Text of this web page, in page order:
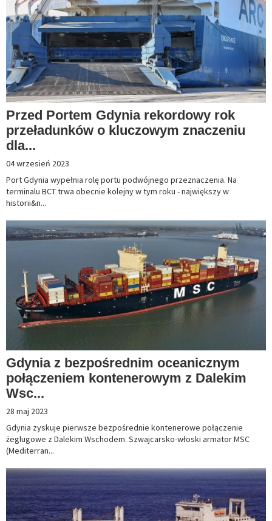
Przed Portem Gdynia rekordowy rok
przeładunków o kluczowym znaczeniu
dla...
04 wrzesień 2023
Port Gdynia wypełnia rolę portu podwójnego przeznaczenia. Na
terminalu BCT trwa obecnie kolejny w tym roku - największy w
historii&n...
Gdynia z bezpośrednim oceanicznym
połączeniem kontenerowym z Dalekim
Wsc...
28 maj 2023
Gdynia zyskuje pierwsze bezpośrednie kontenerowe połączenie
żeglugowe z Dalekim Wschodem. Szwajcarsko-włoski armator MSC
(Mediterran...